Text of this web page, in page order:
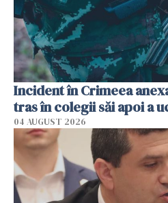
Incident în Crimeea
tras în colegii săi apoi a
04 AUGUST 2026